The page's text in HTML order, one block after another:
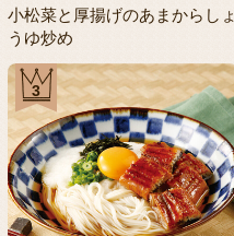
小松菜と厚揚げのあまからしょ
うゆ炒め
3